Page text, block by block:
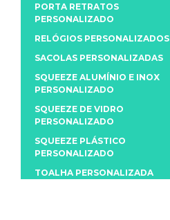
PORTA RETRATOS
PERSONALIZADO
RELÓGIOS PERSONALIZADOS
SACOLAS PERSONALIZADAS
SQUEEZE ALUMÍNIO E INOX
PERSONALIZADO
SQUEEZE DE VIDRO
PERSONALIZADO
SQUEEZE PLÁSTICO
PERSONALIZADO
TOALHA PERSONALIZADA